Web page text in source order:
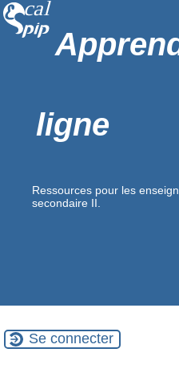
ligne
Ressources pour les
secondaire II.
Se connecter